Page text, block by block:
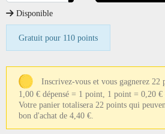
Disponible
Gratuit pour 110 points
Inscrivez-vous et vous gagnerez 22
1,00 € dépensé = 1 point, 1 point = 0,20 €
Votre panier totalisera 22 points qui
bon d'achat de 4,40 €.